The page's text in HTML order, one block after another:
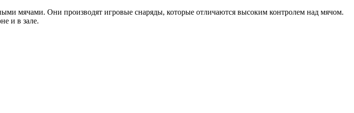
мячами. Они производят игровые снаряды, которые отличаются высоким контролем над мячом.
и в зале.